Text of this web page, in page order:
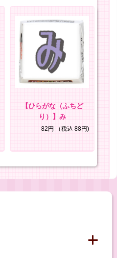
【ひらがな（ふちど
り）】み
82円 （税込 88円)